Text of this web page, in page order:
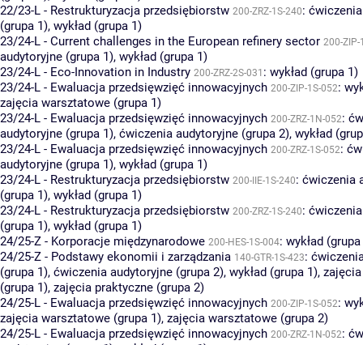
22/23-L - Restrukturyzacja przedsiębiorstw 200-ZRZ-1S-240:
(grupa 1), wykład (grupa 1)
23/24-L - Current challenges in the European refinery sector 200-ZIP-
audytoryjne (grupa 1), wykład (grupa 1)
23/24-L - Eco-Innovation in Industry 200-ZRZ-2S-031 : wykład (grupa 1)
23/24-L - Ewaluacja przedsięwzięć innowacyjnych 200-ZIP-1S-052:
zajęcia warsztatowe (grupa 1)
23/24-L - Ewaluacja przedsięwzięć innowacyjnych 200-ZRZ-1N-052:
audytoryjne (grupa 1), ćwiczenia audytoryjne (grupa 2), wykład
23/24-L - Ewaluacja przedsięwzięć innowacyjnych 200-ZRZ-1S-052:
audytoryjne (grupa 1), wykład (grupa 1)
23/24-L - Restrukturyzacja przedsiębiorstw 200-IIE-1S-240: ćwiczenia
(grupa 1), wykład (grupa 1)
23/24-L - Restrukturyzacja przedsiębiorstw 200-ZRZ-1S-240:
(grupa 1), wykład (grupa 1)
24/25-Z - Korporacje międzynarodowe 200-HES-1S-004: wykład
24/25-Z - Podstawy ekonomii i zarządzania 140-GTR-1S-423:
(grupa 1), ćwiczenia audytoryjne (grupa 2), wykład (grupa 1),
(grupa 1), zajęcia praktyczne (grupa 2)
24/25-L - Ewaluacja przedsięwzięć innowacyjnych 200-ZIP-1S-052:
zajęcia warsztatowe (grupa 1), zajęcia warsztatowe (grupa 2)
24/25-L - Ewaluacja przedsięwzięć innowacyjnych 200-ZRZ-1N-052: